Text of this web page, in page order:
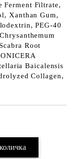
Ferment Filtrate,
Xanthan Gum,
PEG-40
Root
Baicalensis
Collagen,